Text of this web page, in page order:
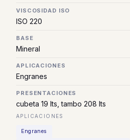
VISCOSIDAD ISO
ISO 220
BASE
Mineral
APLICACIONES
Engranes
PRESENTACIONES
cubeta 19 lts, tambo 208 lts
APLICACIONES
Engranes